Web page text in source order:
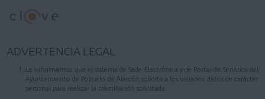
INFORMACIÓN MUNICIPAL
AYUDA
ADVERTENCIA LEGAL
Le informamos que el sistema de Sede Electrónica y de Portal de Servicios del
Ayuntamiento de Pozuelo de Alarcón solicita a los usuarios datos de carácter
personal para realizar la tramitación solicitada.